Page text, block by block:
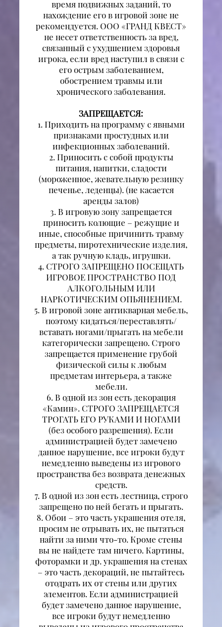
время подвижных заданий, то
нахождение его в игровой зоне не
рекомендуется. ООО «ГРАНД КВЕСТ»
не несет ответственность за вред,
связанный с ухудшением здоровья
игрока, если вред наступил в связи с
его острым заболеванием,
обострением травмы или
хронического заболевания.
ЗАПРЕЩАЕТСЯ:
1. Приходить на программу с явными
признаками простудных или
инфекционных заболеваний.
2. Приносить с собой продукты
питания, напитки, сладости
(мороженное, жевательную резинку
печенье, леденцы). (не касается
аренды залов)
3. В игровую зону запрещается
приносить колющие – режущие и
иные, способные причинить травму
предметы, пиротехнические изделия,
а так ручную кладь, игрушки.
4. СТРОГО ЗАПРЕЩЕНО ПОСЕЩАТЬ
ИГРОВОЕ ПРОСТРАНСТВО ПОД
АЛКОГОЛЬНЫМ ИЛИ
НАРКОТИЧЕСКИМ ОПЬЯНЕНИЕМ.
5. В игровой зоне антикварная мебель,
поэтому кидаться/переставлять/
вставать ногами/прыгать на мебели
категорически запрещено. Строго
запрещается применение грубой
физической силы к любым
предметам интерьера, а также
мебели.
6. В одной из зон есть декорация
«Камин». СТРОГО ЗАПРЕЩАЕТСЯ
ТРОГАТЬ ЕГО РУКАМИ И НОГАМИ
(без особого разрешения). Если
администрацией будет замечено
данное нарушение, все игроки будут
немедленно выведены из игрового
пространства без возврата денежных
средств.
7. В одной из зон есть лестница, строго
запрещено по ней бегать и прыгать.
8. Обои – это часть украшения отеля,
просим не отрывать их, не пытаться
найти за ними что-то. Кроме стены
вы не найдете там ничего. Картины,
фоторамки и др. украшения на стенах
– это часть декораций, не пытайтесь
отодрать их от стены или других
элементов. Если администрацией
будет замечено данное нарушение,
все игроки будут немедленно